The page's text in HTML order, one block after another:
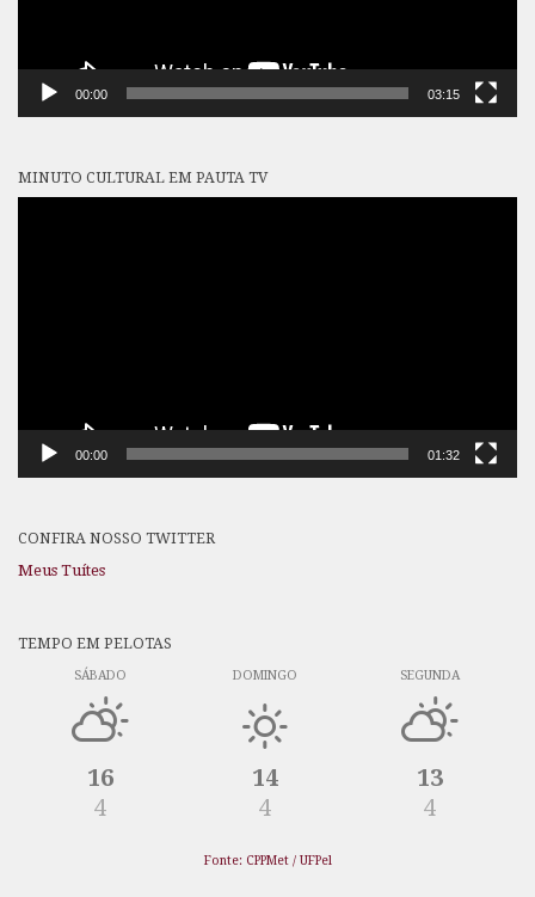
00:00 03:15
MINUTO CULTURAL EM PAUTA TV
00:00 01:32
CONFIRA NOSSO TWITTER
Meus Tuítes
TEMPO EM PELOTAS
SÁBADO
16
4
DOMINGO
14
4
SEGUNDA
13
4
Fonte: CPPMet / UFPel